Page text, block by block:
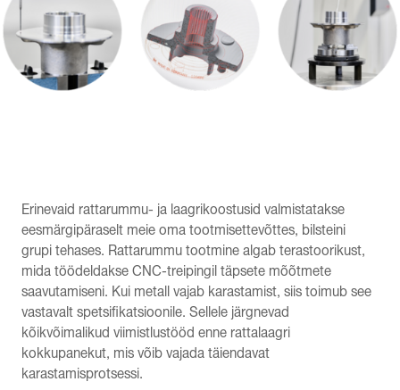
Erinevaid rattarummu- ja laagrikoostusid valmistatakse
eesmärgipäraselt meie oma tootmisettevõttes, bilsteini
grupi tehases. Rattarummu tootmine algab terastoorikust,
mida töödeldakse CNC-treipingil täpsete mõõtmete
saavutamiseni. Kui metall vajab karastamist, siis toimub see
vastavalt spetsifikatsioonile. Sellele järgnevad
kõikvõimalikud viimistlustööd enne rattalaagri
kokkupanekut, mis võib vajada täiendavat
karastamisprotsessi.